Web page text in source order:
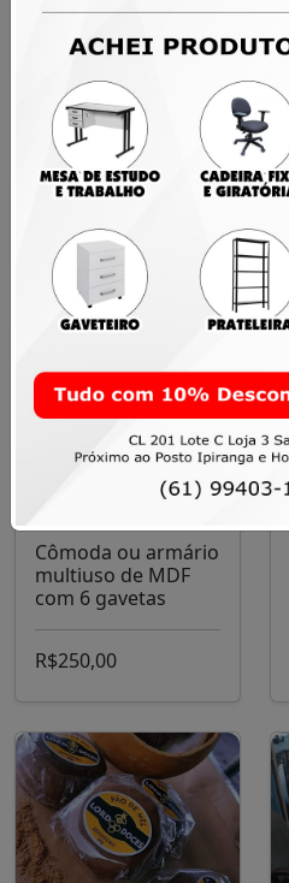
Estabilizador SMS
µAP 1500Bi 1500VA
Bivolt Funcionando
R$100,00
Cômoda ou armário
multiuso de MDF
com 6 gavetas
R$250,00